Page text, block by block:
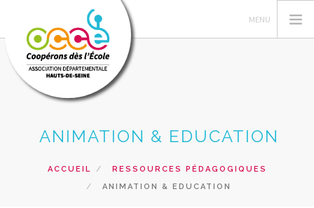
GERER SA COOPERATIVE
ACTIONS PÉDAGOGIQUES
RESSOURCES PEDAGOGIQUES
ANIMATION & EDUCATION
ACCUEIL
RESSOURCES PÉDAGOGIQUES
ANIMATION & EDUCATION